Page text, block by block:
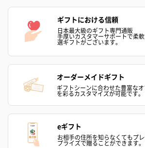
アールグレイ（HAPPY
（660円）
アールグレイティー
ギフトにおける信頼
日本最大級のギフト専門通販
手厚いカスタマーサポートで柔
選ギフトがございます。
オーダーメイドギフト
ギフトシーンに合わせた豊富な
を彩るカスタマイズが可能です。
eギフト
お相手の住所を知らなくてもプ
プライズで贈ることができます。